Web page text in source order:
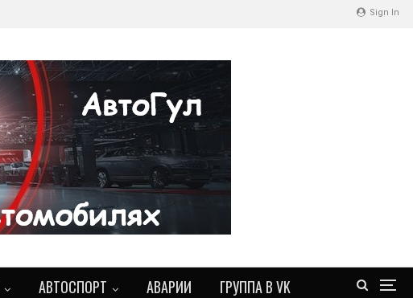
Sign In
АВТОСПОРТ АВАРИИ ГРУППА В VK